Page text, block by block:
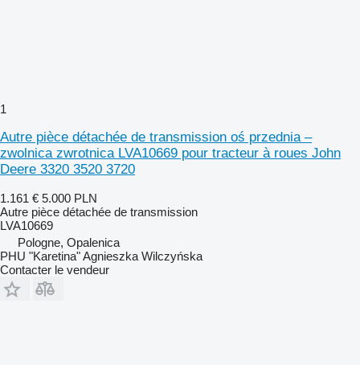
1
Autre pièce détachée de transmission oś przednia –
zwolnica zwrotnica LVA10669 pour tracteur à roues John
Deere 3320 3520 3720
1.161 € 5.000 PLN
Autre pièce détachée de transmission
LVA10669
Pologne, Opalenica
PHU "Karetina" Agnieszka Wilczyńska
Contacter le vendeur